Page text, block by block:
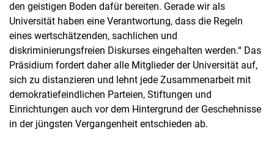
den geistigen Boden dafür bereiten. Gerade wir als
Universität haben eine Verantwortung, dass die Regeln
eines wertschätzenden, sachlichen und
diskriminierungsfreien Diskurses eingehalten werden.“ Das
Präsidium fordert daher alle Mitglieder der Universität auf,
sich zu distanzieren und lehnt jede Zusammenarbeit mit
demokratiefeindlichen Parteien, Stiftungen und
Einrichtungen auch vor dem Hintergrund der Geschehnisse
in der jüngsten Vergangenheit entschieden ab.